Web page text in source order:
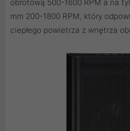
obrotową 500-1600 RPM a na
mm 200-1800 RPM, który
ciepłego powietrza z wnętrza